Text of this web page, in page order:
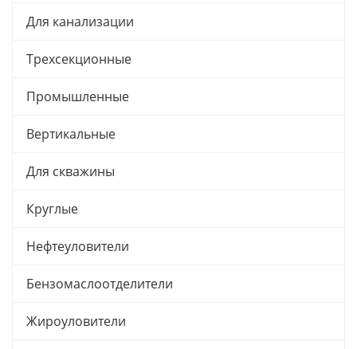
Для канализации
Трехсекционные
Промышленные
Вертикальные
Для скважины
Круглые
Нефтеуловители
Бензомаслоотделители
Жироуловители